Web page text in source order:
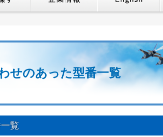
せのあった型番一覧
覧